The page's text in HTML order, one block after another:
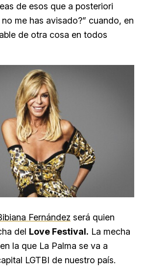
de esos que a posteriori
me has avisado?” cuando, en
de otra cosa en todos
Fernández será quien
del Love Festival. La mecha
la que La Palma se va a
LGTBI de nuestro país.